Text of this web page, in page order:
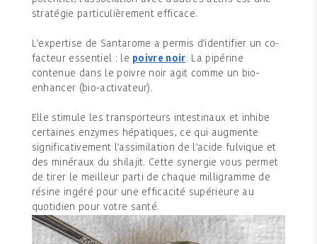
stratégie particulièrement efficace.
L'expertise de Santarome a permis d'identifier un co-
facteur essentiel : le poivre noir. La pipérine
contenue dans le poivre noir agit comme un bio-
enhancer (bio-activateur).
Elle stimule les transporteurs intestinaux et inhibe
certaines enzymes hépatiques, ce qui augmente
significativement l'assimilation de l'acide fulvique et
des minéraux du shilajit. Cette synergie vous permet
de tirer le meilleur parti de chaque milligramme de
résine ingéré pour une efficacité supérieure au
quotidien pour votre santé.